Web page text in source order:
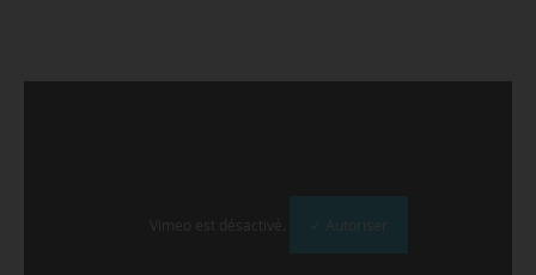
Vimeo est désactivé. ✓ Autoriser